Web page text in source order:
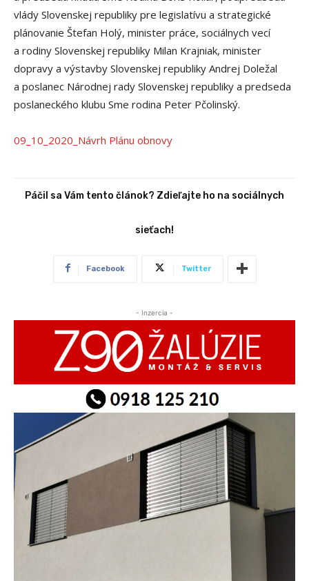
vlády Slovenskej republiky pre legislatívu a strategické
plánovanie Štefan Holý, minister práce, sociálnych vecí
a rodiny Slovenskej republiky Milan Krajniak, minister
dopravy a výstavby Slovenskej republiky Andrej Doležal
a poslanec Národnej rady Slovenskej republiky a predseda
poslaneckého klubu Sme rodina Peter Pčolinský.
09_10_2020_Návrh Plánu obnovy
Páčil sa Vám tento článok? Zdieľajte ho na sociálnych
sieťach!
Facebook Twitter
- Inzercia -